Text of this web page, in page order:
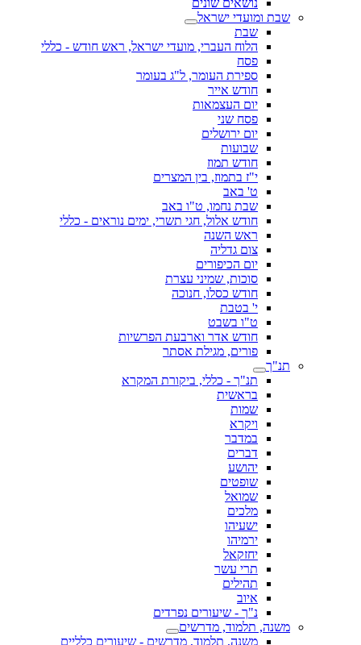
נושאים שונים
שבת ומועדי ישראל
שבת
הלוח העברי, מועדי ישראל, ראש חודש - כללי
פסח
ספירת העומר, ל"ג בעומר
חודש אייר
יום העצמאות
פסח שני
יום ירושלים
שבועות
חודש תמוז
י"ז בתמוז, בין המצרים
ט' באב
שבת נחמו, ט"ו באב
חודש אלול, חגי תשרי, ימים נוראים - כללי
ראש השנה
צום גדליה
יום הכיפורים
סוכות, שמיני עצרת
חודש כסלו, חנוכה
י' בטבת
ט"ו בשבט
חודש אדר וארבעת הפרשיות
פורים, מגילת אסתר
תנ"ך
תנ"ך - כללי, ביקורת המקרא
בראשית
שמות
ויקרא
במדבר
דברים
יהושע
שופטים
שמואל
מלכים
ישעיהו
ירמיהו
יחזקאל
תרי עשר
תהילים
איוב
נ"ך - שיעורים נפרדים
משנה, תלמוד, מדרשים
משנה, תלמוד, מדרשים - שיעורים כלליים